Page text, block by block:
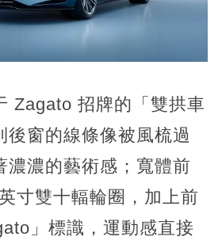
Zagato 招牌的「雙拱車
後窗的線條像被風梳過
濃濃的藝術感；寬體前
寸雙十輻輪圈，加上前
」標識，運動感直接